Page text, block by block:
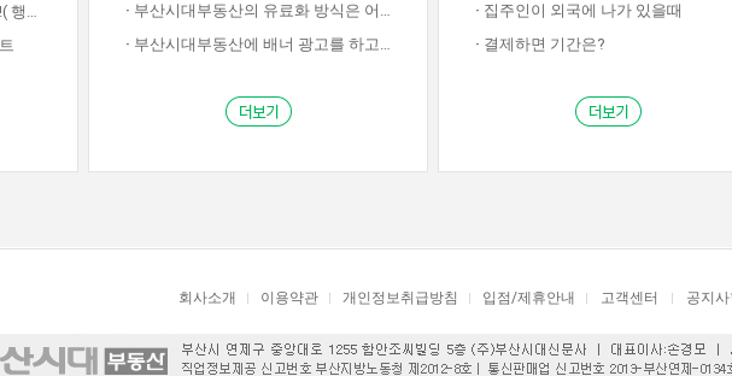
료)
· 부산시대부동산의 유료화 방식은 어떤지요?
· 부산시대부동산에 배너 광고를 하고싶습니다.
· 집주인이 외국에 나가 있을때
· 결제하면 기간은?
회사소개 이용약관 개인정보취급방침 입점/제휴안내 고객센터 공지